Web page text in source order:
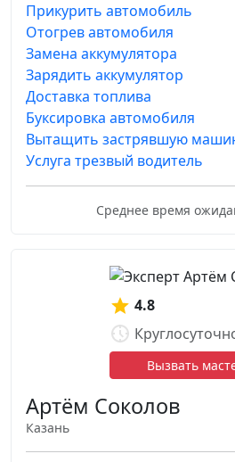
Прикурить автомобиль
Отогрев автомобиля
Замена аккумулятора
Зарядить аккумулятор
Доставка топлива
Буксировка автомобиля
Вытащить застрявшую
Услуга трезвый водитель
Среднее время
4.8
Вызвать
Артём Соколов
Казань